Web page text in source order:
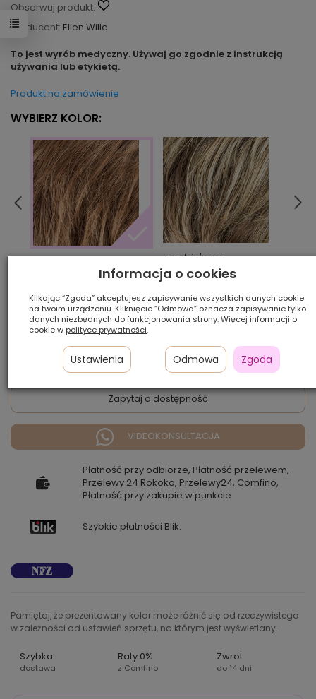
Obserwuj produkt:
Producent: Ellen Wille
To jest wyrób medyczny. Używaj go zgodnie z instrukcją
używania lub etykietą.
Produkt na zamówienie
WYBIERZ KOLOR:
bernstein/rooted
Ilość szt.:
1 600,00 zł
Zapytaj o dostępność
VIDEOKONSULTACJA
Płatność przy odbiorze, Płatność przelewem,
Przelewy 24 Rokoko, Przelewy24, Comfino,
Płatność przy zakupie w punkcie
Szybkie płatności Blik.
Pamiętaj, że prezentowany kolor może różnić się od rzeczywistego
w zależności od ustawień sprzętu, na którym jest wyświetlany.
Szybka
dostawa
Raty 0%
z Comfino
Zwrot
do 14 dni
Informacja o cookies
Klikając “Zgoda” akceptujesz zapisywanie wszystkich danych cookie
na twoim urządzeniu. Kliknięcie “Odmowa” oznacza zapisywanie tylko
danych niezbędnych do funkcjonowania strony. Więcej informacji o
cookie w polityce prywatności.
Ustawienia Odmowa Zgoda